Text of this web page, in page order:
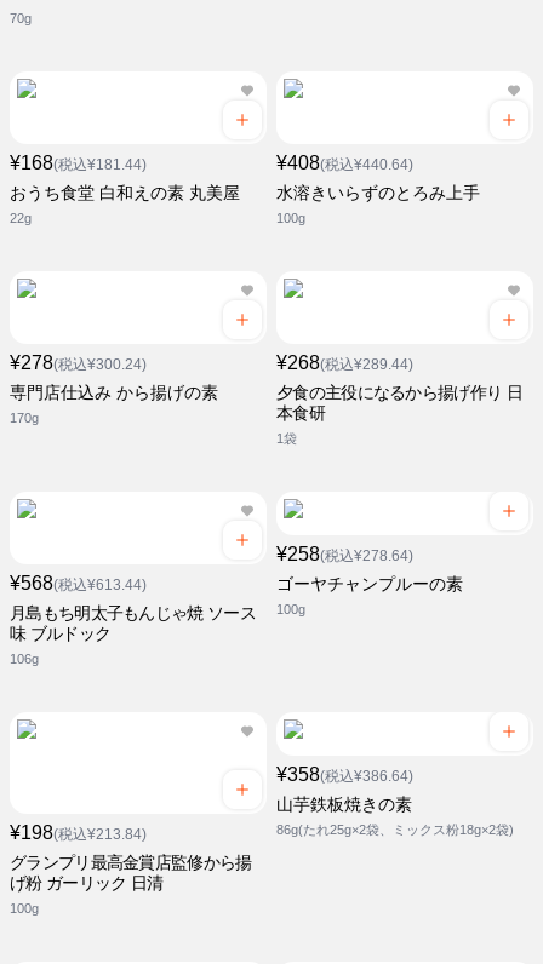
70g
¥168(税込¥181.44)
おうち食堂 白和えの素 丸美屋
22g
¥408(税込¥440.64)
水溶きいらずのとろみ上手
100g
¥278(税込¥300.24)
専門店仕込み から揚げの素
170g
¥268(税込¥289.44)
夕食の主役になるから揚げ作り 日
本食研
1袋
¥568(税込¥613.44)
月島もち明太子もんじゃ焼 ソース
味 ブルドック
106g
¥258(税込¥278.64)
ゴーヤチャンプルーの素
100g
¥198(税込¥213.84)
グランプリ最高金賞店監修から揚
げ粉 ガーリック 日清
100g
¥358(税込¥386.64)
山芋鉄板焼きの素
86g(たれ25g×2袋、ミックス粉18g×2袋)